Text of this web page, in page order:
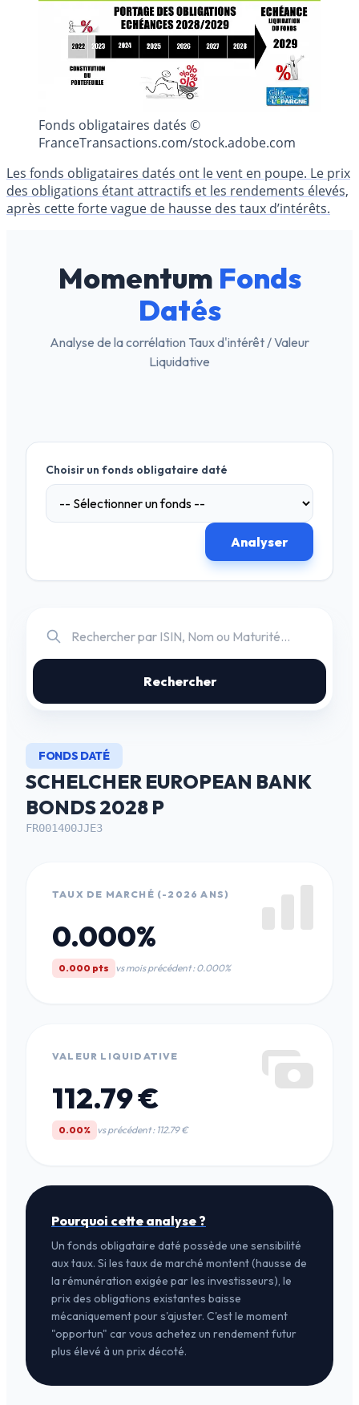
Fonds obligataires datés ©
FranceTransactions.com/stock.adobe.com
Les fonds obligataires datés ont le vent en poupe. Le prix
des obligations étant attractifs et les rendements élevés,
après cette forte vague de hausse des taux d’intérêts.